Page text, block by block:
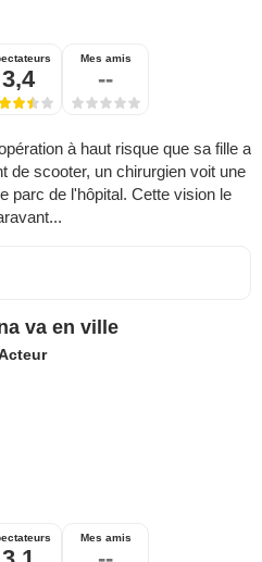
3,4
Mes amis
--
à haut risque que sa fille a
de scooter, un chirurgien voit une
parc de l'hôpital. Cette vision le
va en ville
Mes amis